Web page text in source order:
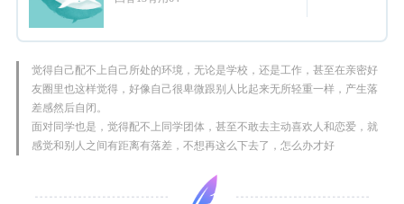
觉得自己配不上自己所处的环境，无论是学校，还是工作，甚至在亲密好
友圈里也这样觉得，好像自己很卑微跟别人比起来无所轻重一样，产生落
差感然后自闭。
面对同学也是，觉得配不上同学团体，甚至不敢去主动喜欢人和恋爱，就
感觉和别人之间有距离有落差，不想再这么下去了，怎么办才好